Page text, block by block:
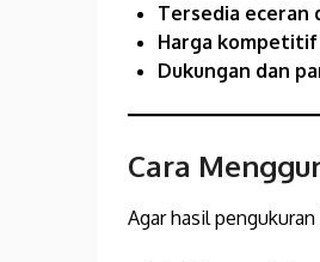
Tersedia eceran
Harga kompetitif
Dukungan dan
Cara
Agar hasil